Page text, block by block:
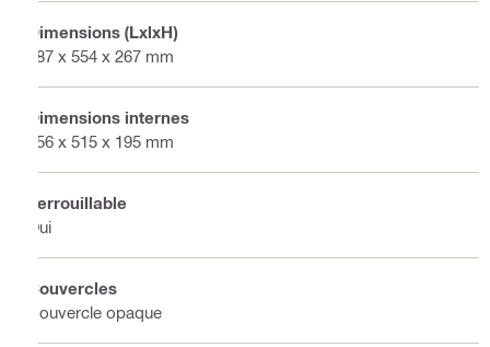
Dimensions (LxlxH)
387 x 554 x 267 mm
Dimensions internes
356 x 515 x 195 mm
Verrouillable
Oui
Couvercles
Couvercle opaque